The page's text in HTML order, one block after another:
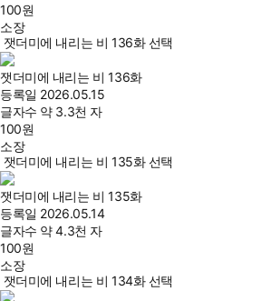
100원
소장
잿더미에 내리는 비 136화 선택
잿더미에 내리는 비 136화
등록일 2026.05.15
글자수 약 3.3천 자
100원
소장
잿더미에 내리는 비 135화 선택
잿더미에 내리는 비 135화
등록일 2026.05.14
글자수 약 4.3천 자
100원
소장
잿더미에 내리는 비 134화 선택